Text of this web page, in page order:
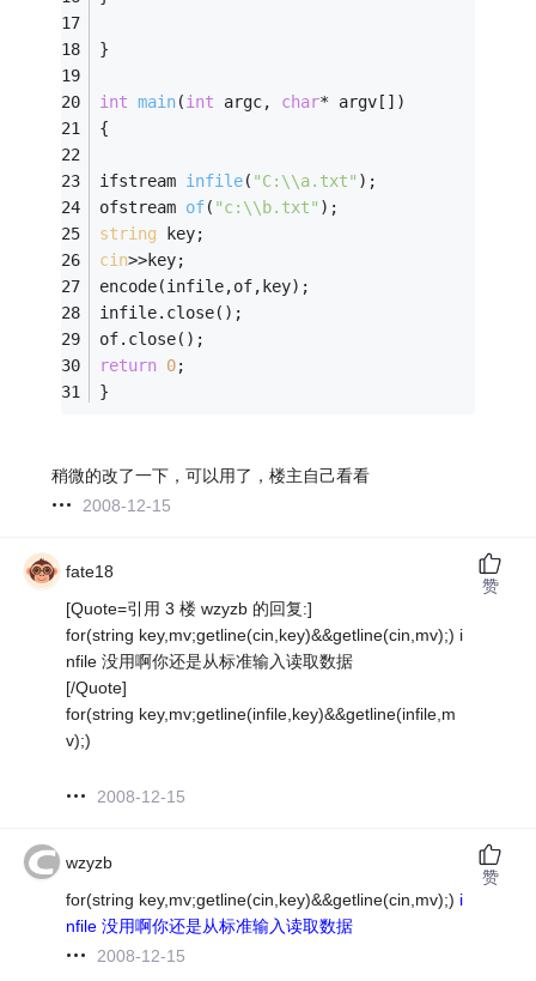
}
int main(int argc, char* argv[])
{
ifstream infile( "C:\\a.txt" ) ;
ofstream of( "c:\\b.txt" ) ;
string key;
cin>>key;
encode(infile,of,key);
infile.close();
of.close();
return 0;
}
稍微的改了一下，可以用了，楼主自己看看
2008-12-15
fate18
[Quote=引用 3 楼 wzyzb 的回复:]
for(string key,mv;getline(cin,key)&&getline(cin,mv);) i
nfile 没用啊你还是从标准输入读取数据
[/Quote]
for(string key,mv;getline(infile,key)&&getline(infile,m
v);)
2008-12-15
赞
wzyzb
for(string key,mv;getline(cin,key)&&getline(cin,mv);) i
nfile 没用啊你还是从标准输入读取数据
2008-12-15
赞